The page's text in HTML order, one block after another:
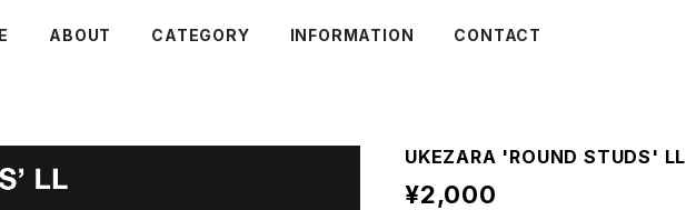
ABOUT CATEGORY INFORMATION CONTACT
UKEZARA 'ROUND STUDS' LL
¥2,000